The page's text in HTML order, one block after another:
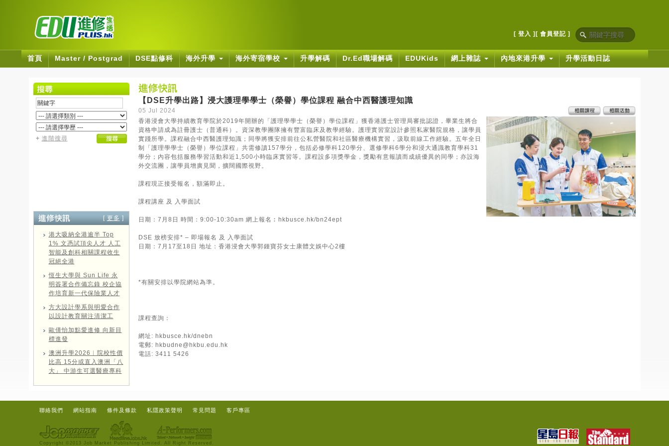
[ 登入 ] [ 會員登記 ]
首頁 Master / Postgrad DSE點修科 海外升學 海外寄宿學校 升學解碼 Dr.Ed職場解碼 EDUKids 網上雜誌 內地來港升學 升學活動日誌
+ 進階搜尋
[ 更多 ]
港大吸納全港逾半 Top
1% 文憑試頂尖人才 人工
智能及創科相關課程收生
冠絕全港
恆生大學與 Sun Life 永
明簽署合作備忘錄 校企協
作培育新一代保險業人才
方大設計學系與明愛合作
以設計教育關注清潔工
歐倩怡加點愛進修 向新目
標進發
澳洲升學2026︱院校性價
比高 15分或直入澳洲「八
大」 中游生可選醫療專科
【DSE升學出路】浸大護理學學士（榮譽）學位課程 融合中西醫護理知識
05 Jul 2024
香港浸會大學持續教育學院於2019年開辦的「護理學學士（榮譽）學位課程」獲香港護士管理局審批認證，畢業生將合
資格申請成為註冊護士（普通科）。資深教學團隊擁有豐富臨床及教學經驗。護理實習室設計參照私家醫院規格，讓學員
實踐所學。課程融合中西醫護理知識；同學將獲安排前往公私營醫院和社區醫療機構實習，汲取前線工作經驗。五年全日
制「護理學學士（榮譽）學位課程」共需修讀157學分，包括必修學科120學分、選修學科6學分和浸大通識教育學科31
學分；內容包括服務學習活動和近1,500小時臨床實習等。課程設多項獎學金，獎勵有意報讀而成績優異的同學；亦設海
外交流團，讓學員增廣見聞，擴闊國際視野。
課程現正接受報名，額滿即止。
課程講座 及 入學面試
日期：7月8日 時間：9:00-10:30am 網上報名︰ hkbusce.hk/bn24ept
DSE 放榜安排* – 即場報名 及 入學面試
日期：7月17至18日 地址：香港浸會大學郭鍾寶芬女士康體文娛中心2樓
*有關安排以學院網站為準。
課程查詢：
網址: hkbusce.hk/dnebn
電郵: hkbudne@hkbu.edu.hk
電話: 3411 5426
聯絡我們 網站指南 條件及條款 私隱政策聲明 常見問題 客戶專區
Copyright ©2013 Job Market Publishing Limited. All Right Reserved.